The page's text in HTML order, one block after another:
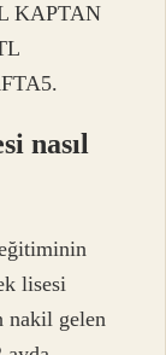
KAPTAN
nasıl
lisesi
nakil gelen